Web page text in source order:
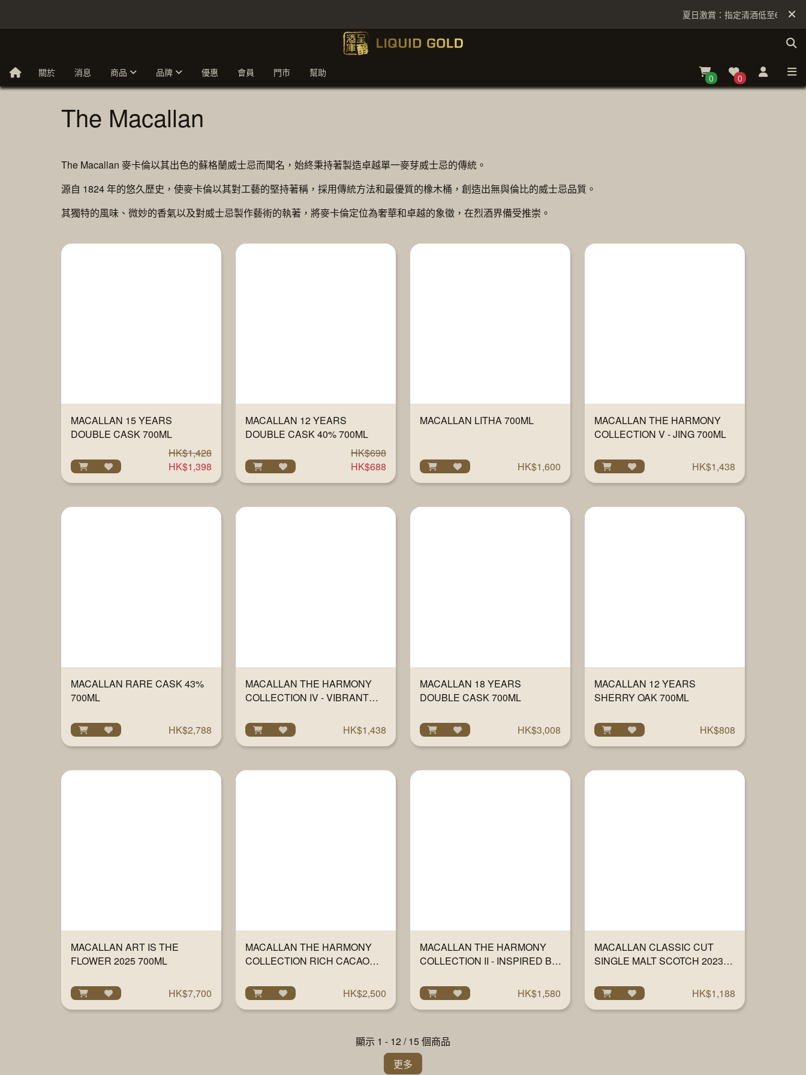
夏日激賞：指定清酒低至6折
關於 消息 商品 品牌 優惠 會員 門市 幫助 0 0
The Macallan
The Macallan 麥卡倫以其出色的蘇格蘭威士忌而聞名，始終秉持著製造卓越單一麥芽威士忌的傳統。
源自 1824 年的悠久歷史，使麥卡倫以其對工藝的堅持著稱，採用傳統方法和最優質的橡木桶，創造出無與倫比的威士忌品質。
其獨特的風味、微妙的香氣以及對威士忌製作藝術的執著，將麥卡倫定位為奢華和卓越的象徵，在烈酒界備受推崇。
MACALLAN 15 YEARS
DOUBLE CASK 700ML
HK$1,428
HK$1,398
MACALLAN 12 YEARS
DOUBLE CASK 40% 700ML
HK$698
HK$688
MACALLAN LITHA 700ML
HK$1,600
MACALLAN THE HARMONY
COLLECTION V - JING 700ML
HK$1,438
MACALLAN RARE CASK 43%
700ML
HK$2,788
MACALLAN THE HARMONY
COLLECTION IV - VIBRANT
HK$1,438
MACALLAN 18 YEARS
DOUBLE CASK 700ML
HK$3,008
MACALLAN 12 YEARS
SHERRY OAK 700ML
HK$808
MACALLAN ART IS THE
FLOWER 2025 700ML
HK$7,700
MACALLAN THE HARMONY
COLLECTION RICH CACAO
HK$2,500
MACALLAN THE HARMONY
COLLECTION II - INSPIRED BY
HK$1,580
MACALLAN CLASSIC CUT
SINGLE MALT SCOTCH 2023
HK$1,188
顯示 1 - 12 / 15 個商品
更多